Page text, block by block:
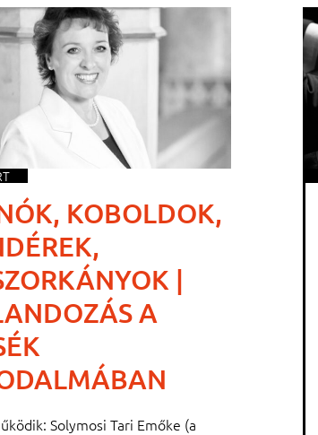
KOBOLDOK,
|
A
Solymosi Tari Emőke (a